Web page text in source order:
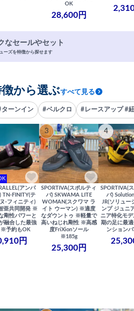
OK
28,600円
なセールやセット
ーズを特徴から探せます
から選ぶすべて見る
ターンイン #ベルクロ #レースアップ #
アンパ
TN-FINITY(テ
-フィニティ)
亜共同開発 ※
剛性パワーと
融合した最強
※予約もOK
円
3
SPORTIVA(スポルティ
バ) SKWAMA LITE
WOMAN(スクワマ ラ
イト ウーマン) ※適度
なダウントゥ ※軽量で
高いねじれ剛性 ※高感
度FriXionソール
※185g
25,300円
4
SPORTIVA(
バ)
JR(ソリュー
ンプ ジュニ
ニア特化モ
期の足に最
ンション